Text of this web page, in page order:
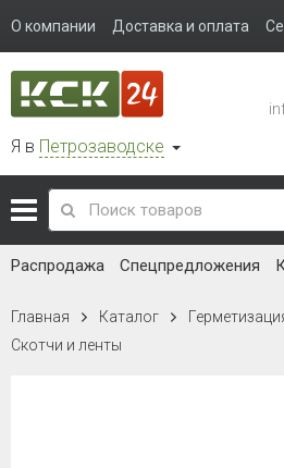
О компании Доставка и оплата
Я в Петрозаводске
Распродажа Спецпредложения
Главная Каталог
Скотчи и ленты